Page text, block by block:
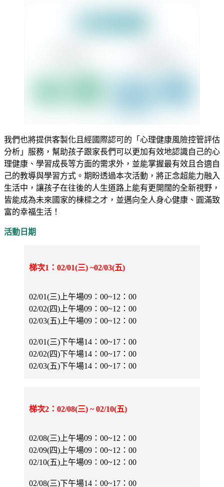
我們也將提供客製化且經國際認可的「心理健康風險控管評估
分析」服務，幫助孩子跟家長們可以更加有效地認識自己的心
理健康、學習成長等方面的需求外，並能掌握最有效且合適自
己的教導與學習方式。期盼透過本次活動，將正念超能力融入
生活中，讓孩子在往後的人生道路上能有更開闊的全新視野，
皆能成為未來國家的棟樑之才，並邁向全人身心健康、圓滿致
富的幸福生活！
活動日期
梯次1：02/01(三) ~02/03(五)
02/01(三)上午場09：00~12：00
02/02(四)上午場09：00~12：00
02/03(五)上午場09：00~12：00
02/01(三)下午場14：00~17：00
02/02(四)下午場14：00~17：00
02/03(五)下午場14：00~17：00
梯次2：02/08(三) ~ 02/10(五)
02/08(三)上午場09：00~12：00
02/09(四)上午場09：00~12：00
02/10(五)上午場09：00~12：00
02/08(三)下午場14：00~17：00